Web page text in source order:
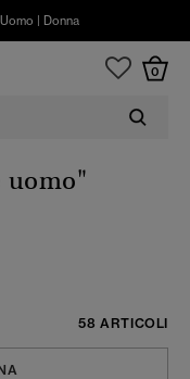
Uomo Donna
0
uomo"
58 ARTICOLI